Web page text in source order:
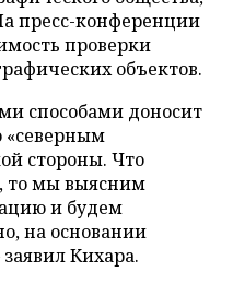
пресс-конференции
проверки
объектов.
способами доносит
стороны. Что
то мы выясним
и будем
на основании
Кихара.